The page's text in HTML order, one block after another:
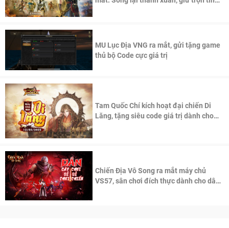
MU Lục Địa VNG ra mắt, gửi tặng game
thủ bộ Code cực giá trị
Tam Quốc Chí kích hoạt đại chiến Di
Lăng, tặng siêu code giá trị dành cho
Chiến Địa Vô Song ra mắt máy chủ
VS57, sân chơi đích thực dành cho dân